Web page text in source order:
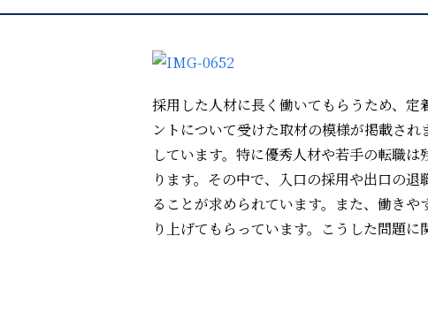
採用した人材に長く働いてもらうため、
ントについて受けた取材の模様が掲載さ
しています。特に優秀人材や若手の転職
ります。その中で、入口の採用や出口の
ることが求められています。また、働き
り上げてもらっています。こうした問題